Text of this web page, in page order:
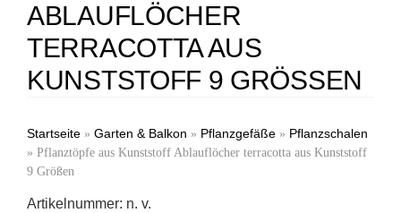
ABLAUFLÖCHER
TERRACOTTA AUS
KUNSTSTOFF 9 GRÖSSEN
Startseite » Garten & Balkon » Pflanzgefäße » Pflanzschalen
» Pflanztöpfe aus Kunststoff Ablauflöcher terracotta aus Kunststoff
9 Größen
Artikelnummer: n. v.